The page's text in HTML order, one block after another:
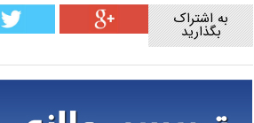
به اشتراک
بگذارید